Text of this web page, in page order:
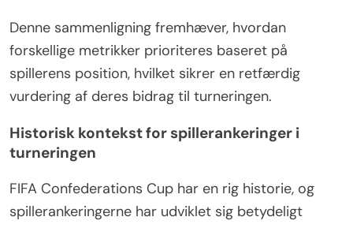
Denne sammenligning fremhæver, hvordan
forskellige metrikker prioriteres baseret på
spillerens position, hvilket sikrer en retfærdig
vurdering af deres bidrag til turneringen.
Historisk kontekst for spillerankeringer i
turneringen
FIFA Confederations Cup har en rig historie, og
spillerankeringerne har udviklet sig betydeligt